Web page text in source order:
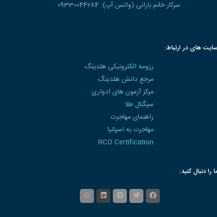
سرکار خانم بارانی (واتس آپ): 09330044284
های در ارتباط:
رزومه الکترونیکی هلدینگ
مرجع دانش هلدینگ
مرکز آزمون های ادواری
سیگنال طلا
راهنمای مهاجرت
مهاجرت به اسپانیا
RCO Certification
را دنبال کنید: